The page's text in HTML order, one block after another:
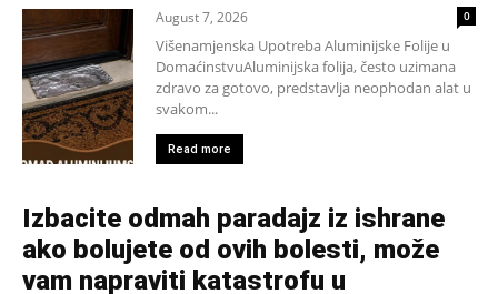
August 7, 2026 0
Višenamjenska Upotreba Aluminijske Folije u
DomaćinstvuAluminijska folija, često uzimana
zdravo za gotovo, predstavlja neophodan alat u
svakom...
Read more
Izbacite odmah paradajz iz ishrane
ako bolujete od ovih bolesti, može
vam napraviti katastrofu u